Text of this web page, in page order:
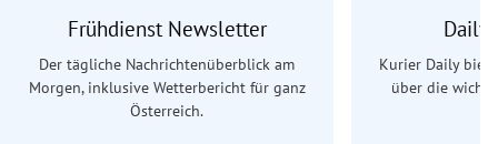
Frühdienst Newsletter
Der tägliche Nachrichtenüberblick am
Morgen, inklusive Wetterbericht für ganz
Österreich.
Daily
Kurier Daily
über die